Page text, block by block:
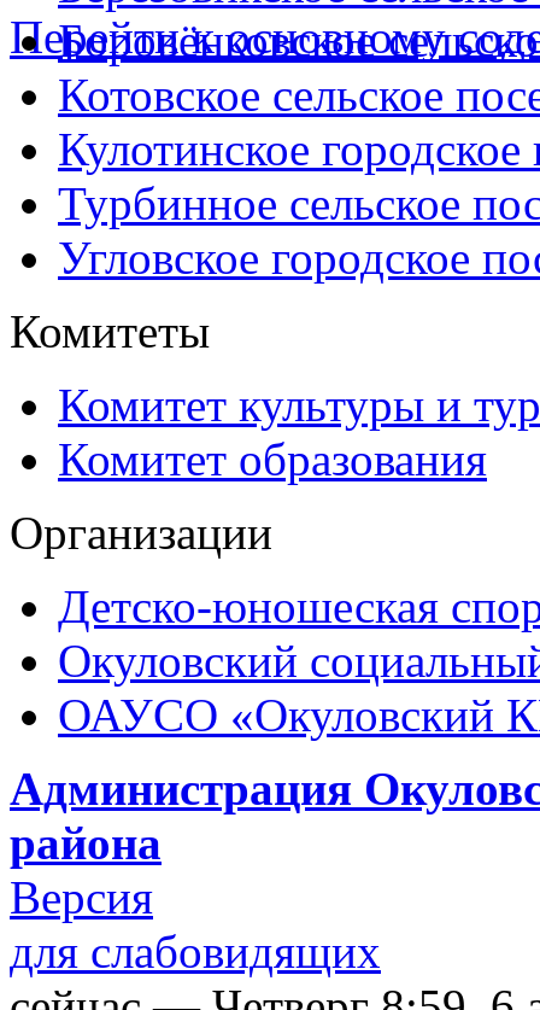
Перейти к основному
Боровёнковское
Котовское сельское
Кулотинское городское
Турбинное сельское
Угловское городское
Комитеты
Комитет культуры и
Комитет образования
Организации
Детско-юношеская
Окуловский
ОАУСО «Окуловский
Администрация
района
Версия
для слабовидящих